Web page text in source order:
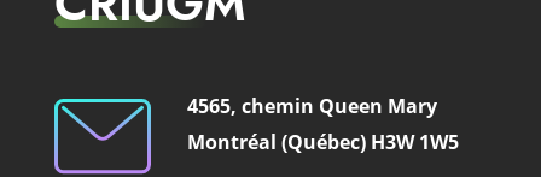
4565, chemin Queen Mary
Montréal (Québec) H3W 1W5